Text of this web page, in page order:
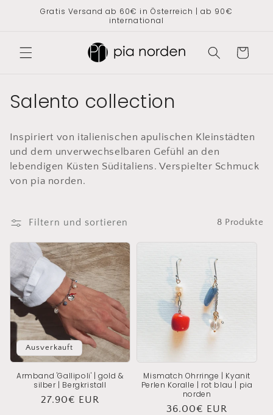
Gratis Versand ab 60€ in Österreich | ab 90€
international
Warenkorb
K
t
e
o
r
i
e
:
Salento collection
Inspiriert von italienischen apulischen Kleinstädten
und dem unverwechselbaren Gefühl an den
lebendigen Küsten Süditaliens. Verspielter Schmuck
von pia norden.
Filtern und sortieren 8 Produkte
Ausverkauft
Armband 'Gallipoli' | gold &
silber | Bergkristall
Normaler
27.90€ EUR
Mismatch Ohrringe | Kyanit
Perlen Koralle | rot blau | pia
norden
Normaler
36.00€ EUR